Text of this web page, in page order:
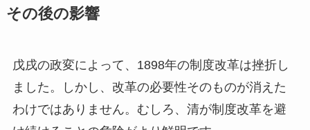
その後の影響
戊戌の政変によって、1898年の制度改革は挫折し
ました。しかし、改革の必要性そのものが消えた
わけではありません。むしろ、清が制度改革を避